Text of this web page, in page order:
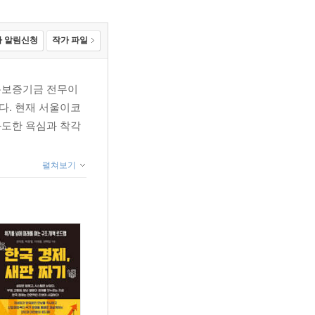
알림신청 작가 파일
증기금 전무이
. 현재 서울이코
한 욕심과 착각
펼쳐보기